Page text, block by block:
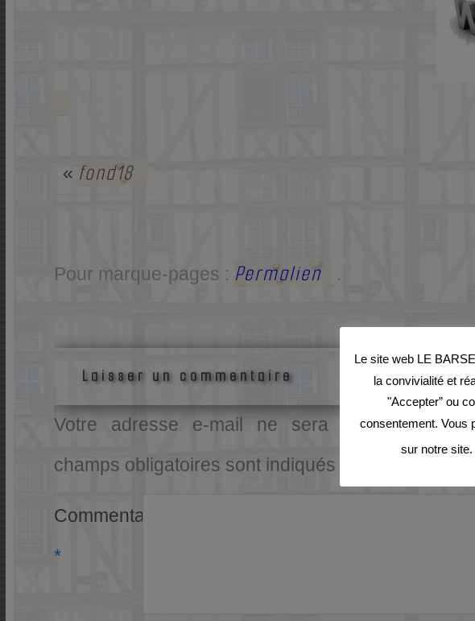
« fond18
Pour marque-pages : Permalien .
Laisser un commentaire
Votre adresse e-mail ne sera pas publiée.
champs obligatoires sont indiqués avec
Commentaire
*
Le site web LE
la convivialité et
"Accepter” ou
consentement. Vous
sur notre site.